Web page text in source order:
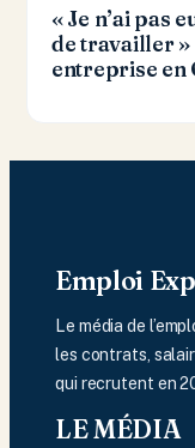
« Je n’ai pas
de travailler »
entreprise en
Emploi
Le média de
les contrats,
qui recrutent en
LE MÉDIA